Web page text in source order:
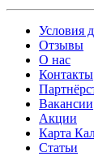
Условия
Отзывы
О нас
Контакты
Вакансии
Акции
Карта
Статьи